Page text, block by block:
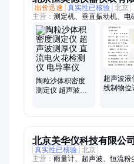
出价迅速
真实性已核验 北京
主营： 测定机、垂直振动机、电
仪、尿素检测仪、四探针测试
测仪、在线氟离子计、电粉末压
陶粒沙体积密度
测定仪 超声波测
超声波液
线制物位
北京美华仪科技有限公司
真实性已核验 北京
主营： 雨量计、超声波、恒流粉